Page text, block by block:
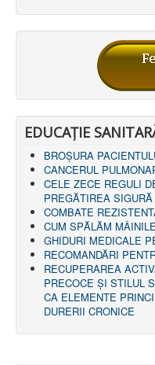
LEGISLAȚIE
ECONOMIC
ACHIZIŢII
BUGET
CONTRACTE
CONTRACTE
CHELTUIELI
CONSILIU DE ETICĂ
CONTACT
INFORMAŢII
RUTE ACCES
RELAȚIA CU MASS-
PURTĂTOR DE
REGULI ACCES
ORAR AUDIENŢE
COMUNICATE
HARTĂ SITE
PROGRAMARE ONLINE
EDUCAȚIE
BROȘURA
CANCERUL
CELE ZECE REGULI
PREGĂTIREA
COMBATE
CUM SPĂLĂM MÂINILE
GHIDURI MEDICALE
RECOMANDĂRI
RECUPERAREA
PRECOCE ȘI STILUL
CA ELEMENTE
DURERII CRONICE